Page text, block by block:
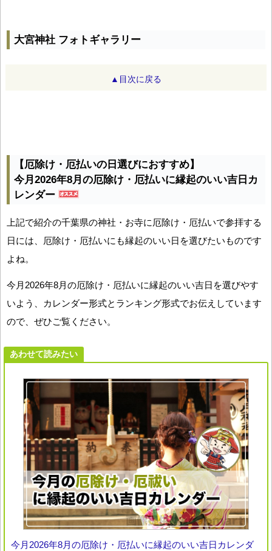
大宮神社 フォトギャラリー
▲目次に戻る
【厄除け・厄払いの日選びにおすすめ】
今月2026年8月の厄除け・厄払いに縁起のいい吉日カ
レンダー
上記で紹介の千葉県の神社・お寺に厄除け・厄払いで参拝する
日には、厄除け・厄払いにも縁起のいい日を選びたいものです
よね。
今月2026年8月の厄除け・厄払いに縁起のいい吉日を選びやす
いよう、カレンダー形式とランキング形式でお伝えしています
ので、ぜひご覧ください。
あわせて読みたい
今月2026年8月の厄除け・厄払いに縁起のいい吉日カレンダ